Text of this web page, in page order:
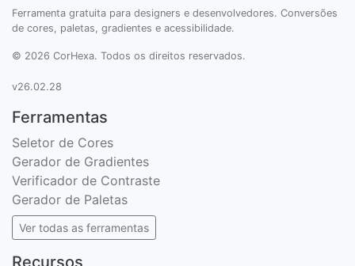
Ferramenta gratuita para designers e desenvolvedores. Conversões
de cores, paletas, gradientes e acessibilidade.
© 2026 CorHexa. Todos os direitos reservados.
v26.02.28
Ferramentas
Seletor de Cores
Gerador de Gradientes
Verificador de Contraste
Gerador de Paletas
Ver todas as ferramentas
Recursos